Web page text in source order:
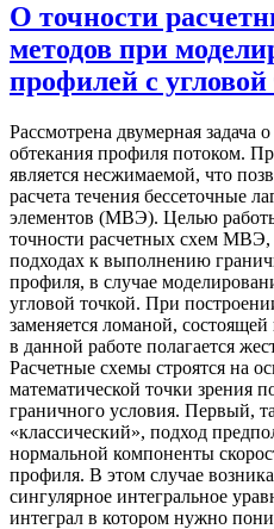
О точности
методов при
профилей с
Рассмотрена двумерная задача
обтекания профиля потоком.
является несжимаемой, что
расчета течения бессеточные
элементов (МВЭ). Целью
точности расчетных схем
подходах к выполнению
профиля, в случае
угловой точкой. При
заменяется ломаной,
в данной работе полагается
Расчетные схемы строятся на
математической точки зрения
граничного условия. Первый,
«классический», подход
нормальной компоненты
профиля. В этом случае
сингулярное интегральное
интеграл в котором нужно